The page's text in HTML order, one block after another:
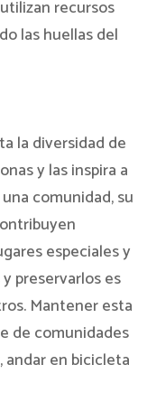
recursos
las huellas del
la diversidad de
y las inspira a
comunidad, su
especiales y
preservarlos es
Mantener esta
de comunidades
en bicicleta